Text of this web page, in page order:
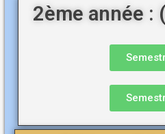
2ème année :